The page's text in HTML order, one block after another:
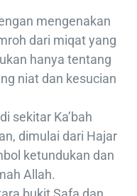
mengenakan
dari miqat yang
hanya tentang
niat dan kesucian
sekitar Ka’bah
dimulai dari Hajar
ketundukan dan
Allah.